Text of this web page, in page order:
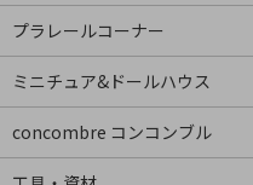
プラレールコーナー
ミニチュア&ドールハウス
concombre コンコンブル